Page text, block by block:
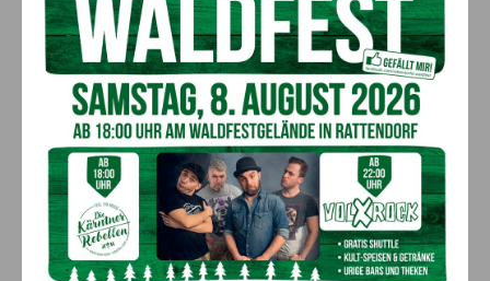
Ehrung für 50 Jahre Chorleitung:
Kärntner Lorbeer in Gold für Herwig
Schwarz
Aktuell 8. August 2026
„Paolo Santonino“ wird heute gespielt –
abgesagte Premiere von gestern Abend
wird morgen nachgeholt
Aktuell 8. August 2026
Anzeige